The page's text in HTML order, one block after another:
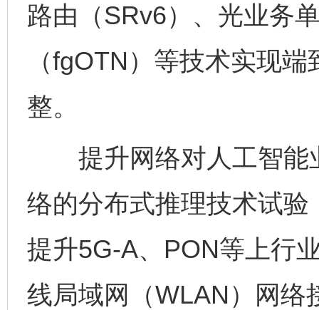
路由（SRv6）、光业务
（fgOTN）等技术实现
整。
提升网络对人工智能
络的分布式推理技术试
提升5G-A、PON等上行
线局域网（WLAN）网络